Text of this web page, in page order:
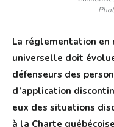
La réglementation en
universelle doit
défenseurs des
d’application
eux des situations
à la Charte